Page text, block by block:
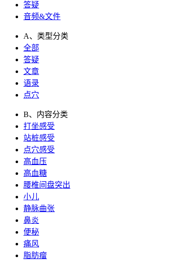
答疑
音频&文件
A、类型分类
全部
答疑
文章
语录
点穴
B、内容分类
打坐感受
站桩感受
点穴感受
高血压
高血糖
腰椎间盘突出
小儿
静脉曲张
鼻炎
便秘
痛风
脂肪瘤